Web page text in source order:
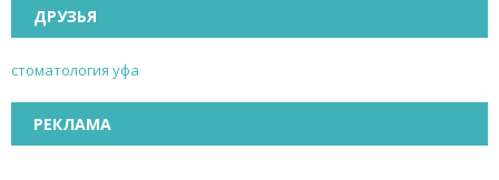
ДРУЗЬЯ
стоматология уфа
РЕКЛАМА